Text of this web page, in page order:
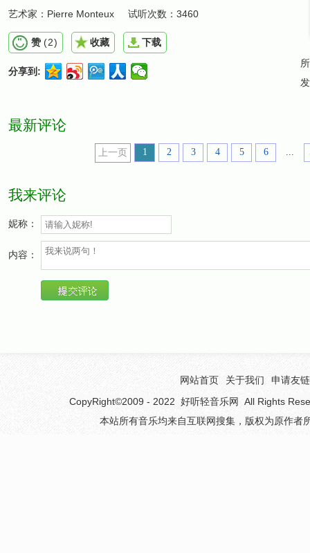
艺术家： Pierre Monteux 试听次数： 3460
赞 (2) 收藏 下载
分享到:
最新评论
上一页 1 2 3 4 5 6 ...
我来评论
妮称：
内容：
网站首页 关于我们
申请友链
CopyRight©2009 - 2022 好听轻音乐网
All Rights
本站所有音乐均来自互联网搜集，版权为原作者